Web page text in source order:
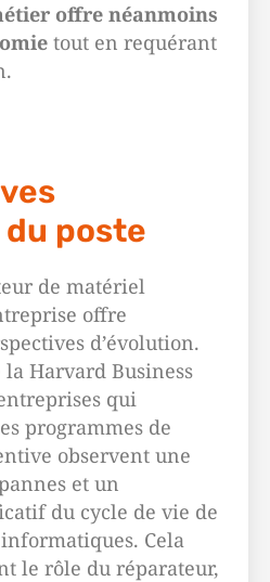
offre néanmoins
tout en requérant
du poste
de matériel
offre
d’évolution.
Harvard Business
qui
programmes de
observent une
et un
du cycle de vie de
Cela
le rôle du réparateur,